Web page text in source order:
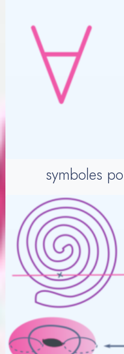
symboles